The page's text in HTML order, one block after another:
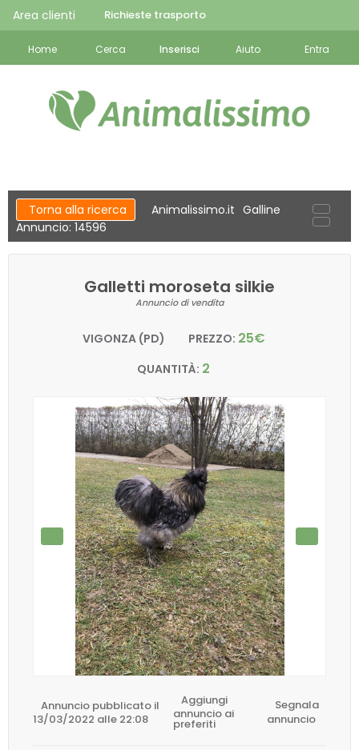
Area clienti Richieste trasporto
Home Cerca Inserisci Aiuto Entra
Torna alla ricerca Animalissimo.it Galline
Annuncio: 14596
Galletti moroseta silkie
Annuncio di vendita
VIGONZA (PD) PREZZO: 25€
QUANTITÀ: 2
Annuncio pubblicato il
13/03/2022 alle 22:08
Aggiungi
annuncio ai
preferiti
Segnala
annuncio